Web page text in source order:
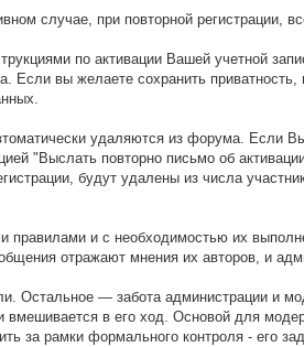
случае, при повторной регистрации,
по активации Вашей учетной
вы желаете сохранить приватность,
удаляются из форума. Если
"Выслать повторно письмо об
будут удалены из числа
правилами и с необходимостью их
отражают мнения их авторов, и
Остальное — забота администрации и
в его ход. Основой для
за рамки формального контроля - его